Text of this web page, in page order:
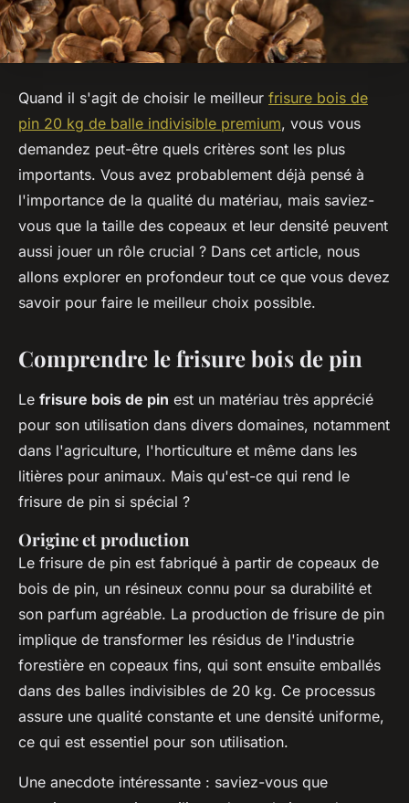
Quand il s'agit de choisir le meilleur frisure bois de
pin 20 kg de balle indivisible premium, vous vous
demandez peut-être quels critères sont les plus
importants. Vous avez probablement déjà pensé à
l'importance de la qualité du matériau, mais saviez-
vous que la taille des copeaux et leur densité peuvent
aussi jouer un rôle crucial ? Dans cet article, nous
allons explorer en profondeur tout ce que vous devez
savoir pour faire le meilleur choix possible.
Comprendre le frisure bois de pin
Le frisure bois de pin est un matériau très apprécié
pour son utilisation dans divers domaines, notamment
dans l'agriculture, l'horticulture et même dans les
litières pour animaux. Mais qu'est-ce qui rend le
frisure de pin si spécial ?
Origine et production
Le frisure de pin est fabriqué à partir de copeaux de
bois de pin, un résineux connu pour sa durabilité et
son parfum agréable. La production de frisure de pin
implique de transformer les résidus de l'industrie
forestière en copeaux fins, qui sont ensuite emballés
dans des balles indivisibles de 20 kg. Ce processus
assure une qualité constante et une densité uniforme,
ce qui est essentiel pour son utilisation.
Une anecdote intéressante : saviez-vous que